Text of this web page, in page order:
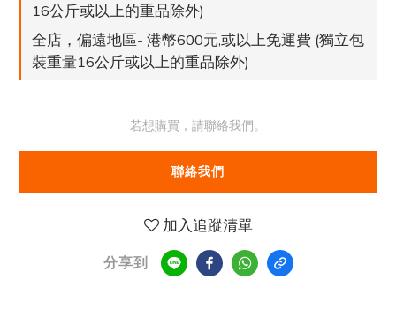
16公斤或以上的重品除外)
全店，偏遠地區- 港幣600元,或以上免運費 (獨立包
裝重量16公斤或以上的重品除外)
若想購買，請聯絡我們。
聯絡我們
加入追蹤清單
分享到